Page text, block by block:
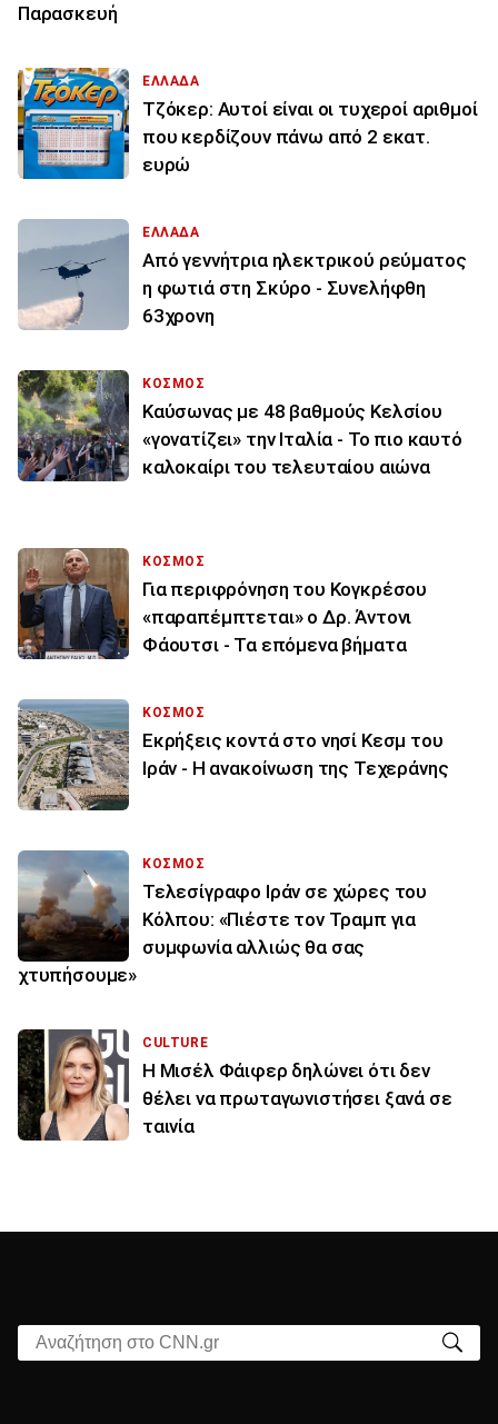
Παρασκευή
ΕΛΛΑΔΑ
Τζόκερ: Αυτοί είναι οι τυχεροί αριθμοί
που κερδίζουν πάνω από 2 εκατ.
ευρώ
ΕΛΛΑΔΑ
Από γεννήτρια ηλεκτρικού ρεύματος
η φωτιά στη Σκύρο - Συνελήφθη
63χρονη
ΚΟΣΜΟΣ
Καύσωνας με 48 βαθμούς Κελσίου
«γονατίζει» την Ιταλία - Το πιο καυτό
καλοκαίρι του τελευταίου αιώνα
ΚΟΣΜΟΣ
Για περιφρόνηση του Κογκρέσου
«παραπέμπτεται» ο Δρ. Άντονι
Φάουτσι - Τα επόμενα βήματα
ΚΟΣΜΟΣ
Εκρήξεις κοντά στο νησί Κεσμ του
Ιράν - Η ανακοίνωση της Τεχεράνης
ΚΟΣΜΟΣ
Τελεσίγραφο Ιράν σε χώρες του
Κόλπου: «Πιέστε τον Τραμπ για
συμφωνία αλλιώς θα σας
χτυπήσουμε»
CULTURE
Η Μισέλ Φάιφερ δηλώνει ότι δεν
θέλει να πρωταγωνιστήσει ξανά σε
ταινία
Αναζήτηση στο CNN.gr